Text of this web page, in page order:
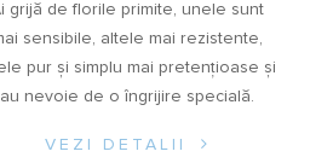
grijă de florile primite, unele sunt
sensibile, altele mai rezistente,
pur și simplu mai pretențioase și
au nevoie de o îngrijire specială.
VEZI DETALII